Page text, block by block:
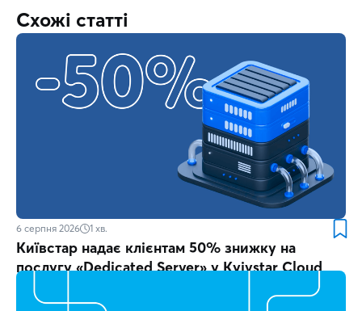
Схожі статті
6 серпня 2026 1 хв.
Київстар надає клієнтам 50% знижку на
послугу «Dedicated Server» у Kyivstar Cloud